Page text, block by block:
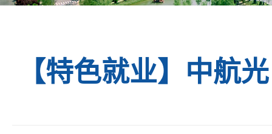
【特色就业】中航